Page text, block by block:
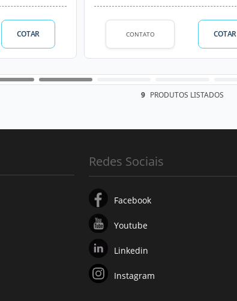
COTAR CONTATO COTAR
9 PRODUTOS LISTADOS
Redes Sociais
Facebook
Youtube
Linkedin
Instagram